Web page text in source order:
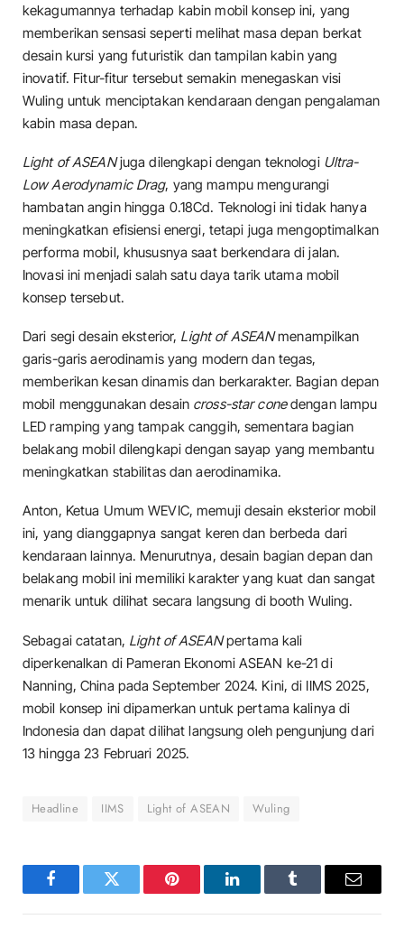
kekagumannya terhadap kabin mobil konsep ini, yang
memberikan sensasi seperti melihat masa depan berkat
desain kursi yang futuristik dan tampilan kabin yang
inovatif. Fitur-fitur tersebut semakin menegaskan visi
Wuling untuk menciptakan kendaraan dengan pengalaman
kabin masa depan.
Light of ASEANjuga dilengkapi dengan teknologi Ultra-
Low Aerodynamic Drag, yang mampu mengurangi
hambatan angin hingga 0.18Cd. Teknologi ini tidak hanya
meningkatkan efisiensi energi, tetapi juga mengoptimalkan
performa mobil, khususnya saat berkendara di jalan.
Inovasi ini menjadi salah satu daya tarik utama mobil
konsep tersebut.
Dari segi desain eksterior, Light of ASEANmenampilkan
garis-garis aerodinamis yang modern dan tegas,
memberikan kesan dinamis dan berkarakter. Bagian depan
mobil menggunakan desain cross-star conedengan lampu
LED ramping yang tampak canggih, sementara bagian
belakang mobil dilengkapi dengan sayap yang membantu
meningkatkan stabilitas dan aerodinamika.
Anton, Ketua Umum WEVIC, memuji desain eksterior mobil
ini, yang dianggapnya sangat keren dan berbeda dari
kendaraan lainnya. Menurutnya, desain bagian depan dan
belakang mobil ini memiliki karakter yang kuat dan sangat
menarik untuk dilihat secara langsung di booth Wuling.
Sebagai catatan, Light of ASEANpertama kali
diperkenalkan di Pameran Ekonomi ASEAN ke-21 di
Nanning, China pada September 2024. Kini, di IIMS 2025,
mobil konsep ini dipamerkan untuk pertama kalinya di
Indonesia dan dapat dilihat langsung oleh pengunjung dari
13 hingga 23 Februari 2025.
Headline IIMS Light of ASEAN Wuling
FacebookTwitter Pinterest LinkedInTumblr Email